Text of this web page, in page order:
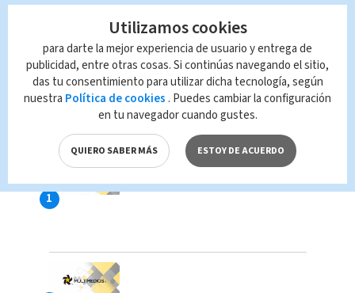
LAS MÁS VISTAS
Utilizamos cookies
para darte la mejor experiencia de usuario y entrega de
publicidad, entre otras cosas. Si continúas navegando el sitio,
das tu consentimiento para utilizar dicha tecnología, según
nuestra Política de cookies . Puedes cambiar la configuración
en tu navegador cuando gustes.
QUIERO SABER MÁS ESTOY DE ACUERDO